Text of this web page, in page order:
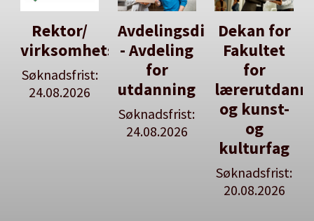
Rektor/
virksomhetsleiar
Søknadsfrist:
24.08.2026
Avdelingsdirektør
- Avdeling
for
utdanning
Søknadsfrist:
24.08.2026
Dekan for
Fakultet
for
og kunst-
og
kulturfag
Søknadsfrist:
20.08.2026